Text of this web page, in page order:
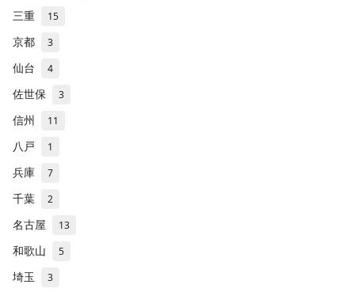
三重 15
京都 3
仙台 4
佐世保 3
信州 11
八戸 1
兵庫 7
千葉 2
名古屋 13
和歌山 5
埼玉 3